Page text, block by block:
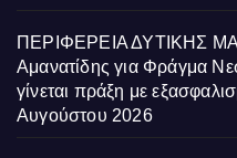
ΠΕΡΙΦΕΡΕΙΑ ΔΥΤΙΚΗΣ
Αμανατίδης για Φράγμα
γίνεται πράξη με
Αυγούστου 2026